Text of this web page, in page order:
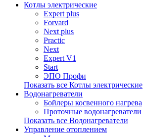
Котлы электрические
Expert plus
Forvard
Next plus
Practic
Next
Expert V1
Start
ЭПО Профи
Показать все Котлы электрические
Водонагреватели
Бойлеры косвенного нагрева
Проточные водонагреватели
Показать все Водонагреватели
Управление отоплением